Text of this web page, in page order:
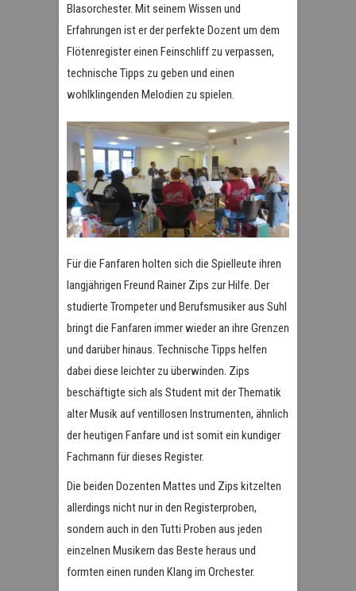
Blasorchester. Mit seinem Wissen und
Erfahrungen ist er der perfekte Dozent um dem
Flötenregister einen Feinschliff zu verpassen,
technische Tipps zu geben und einen
wohlklingenden Melodien zu spielen.
Für die Fanfaren holten sich die Spielleute ihren
langjährigen Freund Rainer Zips zur Hilfe. Der
studierte Trompeter und Berufsmusiker aus Suhl
bringt die Fanfaren immer wieder an ihre Grenzen
und darüber hinaus. Technische Tipps helfen
dabei diese leichter zu überwinden. Zips
beschäftigte sich als Student mit der Thematik
alter Musik auf ventillosen Instrumenten, ähnlich
der heutigen Fanfare und ist somit ein kundiger
Fachmann für dieses Register.
Die beiden Dozenten Mattes und Zips kitzelten
allerdings nicht nur in den Registerproben,
sondern auch in den Tutti Proben aus jeden
einzelnen Musikern das Beste heraus und
formten einen runden Klang im Orchester.